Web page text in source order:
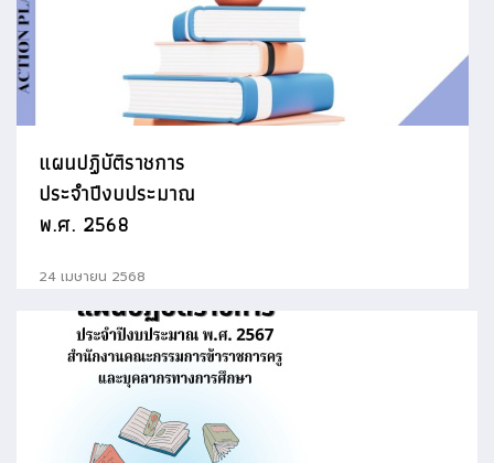
แผนปฏิบัติราชการ
ประจำปีงบประมาณ
พ.ศ. 2568
24 เมษายน 2568